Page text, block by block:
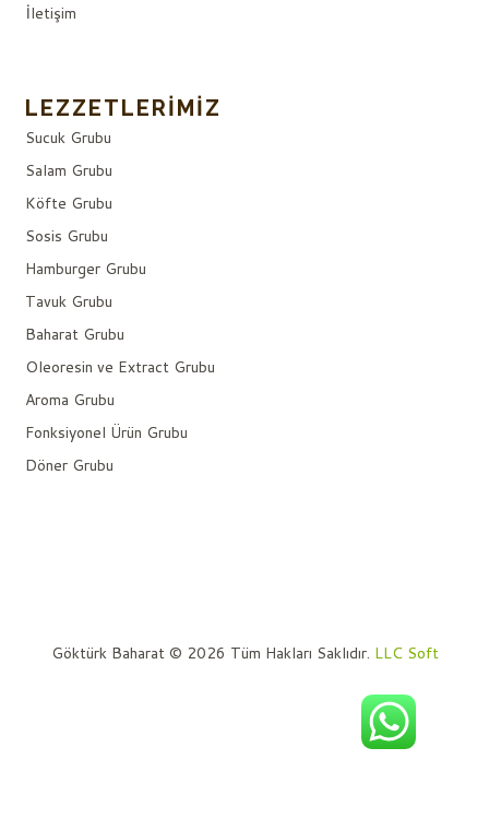
İletişim
LEZZETLERIMIZ
Sucuk Grubu
Salam Grubu
Köfte Grubu
Sosis Grubu
Hamburger Grubu
Tavuk Grubu
Baharat Grubu
Oleoresin ve Extract Grubu
Aroma Grubu
Fonksiyonel Ürün Grubu
Döner Grubu
Göktürk Baharat © 2026 Tüm Hakları Saklıdır. LLC Soft